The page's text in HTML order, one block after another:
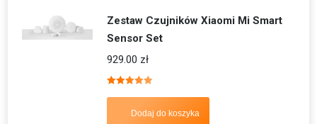
Zestaw Czujników Xiaomi Mi Smart
Sensor Set
929.00 zł
5.00
Dodaj do koszyka